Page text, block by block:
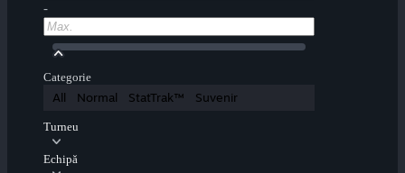
-
Categorie
All Normal StatTrak™ Suvenir
Turneu
Echipă